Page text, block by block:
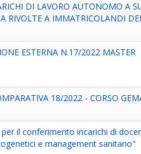
DI LAVORO AUTONOMO A
RIVOLTE A IMMATRICOLANDI
ESTERNA N.17/2022 MASTER
18/2022 - CORSO
il conferimento incarichi di
e management sanitario"